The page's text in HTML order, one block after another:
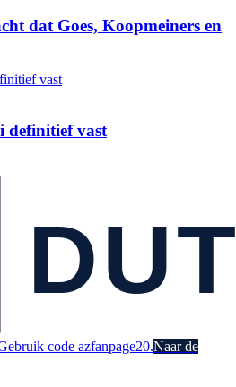
dat Goes, Koopmeiners en
definitief vast
code azfanpage20.Naar de